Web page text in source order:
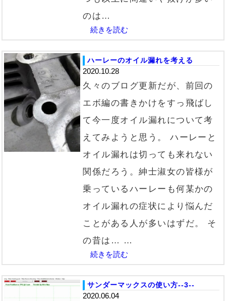
のは…
続きを読む
ハーレーのオイル漏れを考える
2020.10.28
久々のブログ更新だが、前回の
エボ編の書きかけをすっ飛ばし
て今一度オイル漏れについて考
えてみようと思う。 ハーレーと
オイル漏れは切っても来れない
関係だろう。紳士淑女の皆様が
乗っているハーレーも何某かの
オイル漏れの症状により悩んだ
ことがある人が多いはずだ。 そ
の昔は… …
続きを読む
サンダーマックスの使い方--3--
2020.06.04